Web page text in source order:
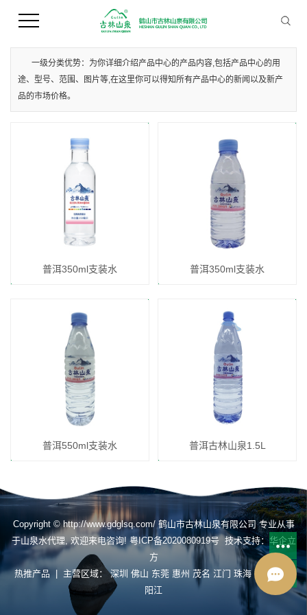
您当前的位置 ： 首 页>>产品中心>>普洱支装水
一级分类优势：为你详细介绍产品中心的产品内容,包括产品中心的用
途、型号、范围、图片等,在这里你可以得知所有产品中心的新闻以及新产
品的市场价格。
普洱350ml支装水 普洱350ml支装水
普洱550ml支装水 普洱古林山泉1.5L
Copyright © http://www.gdglsq.com/ 鹤山市古林山泉有限公司 专业从事
于山泉水代理, 欢迎来电咨询!粤ICP备2020080919号技术支持：华企立
方
热推产品 | 主营区域：深圳 佛山 东莞 惠州 茂名 江门 珠海 揭阳 肇庆
阳江